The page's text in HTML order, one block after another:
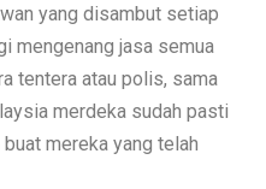
yang disambut setiap
mengenang jasa semua
tentera atau polis, sama
merdeka sudah pasti
mereka yang telah